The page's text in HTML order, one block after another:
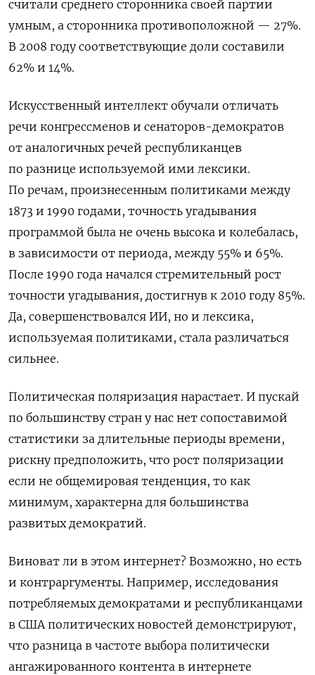
считали среднего сторонника своей партии
умным, а сторонника противоположной — 27%.
В 2008 году соответствующие доли составили
62% и 14%.
Искусственный интеллект обучали отличать
речи конгрессменов и сенаторов-демократов
от аналогичных речей республиканцев
по разнице используемой ими лексики.
По речам, произнесенным политиками между
1873 и 1990 годами, точность угадывания
программой была не очень высока и колебалась,
в зависимости от периода, между 55% и 65%.
После 1990 года начался стремительный рост
точности угадывания, достигнув к 2010 году 85%.
Да, совершенствовался ИИ, но и лексика,
используемая политиками, стала различаться
сильнее.
Политическая поляризация нарастает. И пускай
по большинству стран у нас нет сопоставимой
статистики за длительные периоды времени,
рискну предположить, что рост поляризации
если не общемировая тенденция, то как
минимум, характерна для большинства
развитых демократий.
Виноват ли в этом интернет? Возможно, но есть
и контраргументы. Например, исследования
потребляемых демократами и республиканцами
в США политических новостей демонстрируют,
что разница в частоте выбора политически
ангажированного контента в интернете